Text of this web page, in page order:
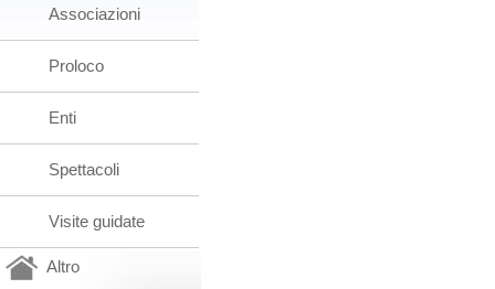
Associazioni
Proloco
Enti
Spettacoli
Visite guidate
Altro